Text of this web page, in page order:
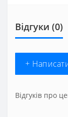
Відгуки (0)
+
Відгуків про